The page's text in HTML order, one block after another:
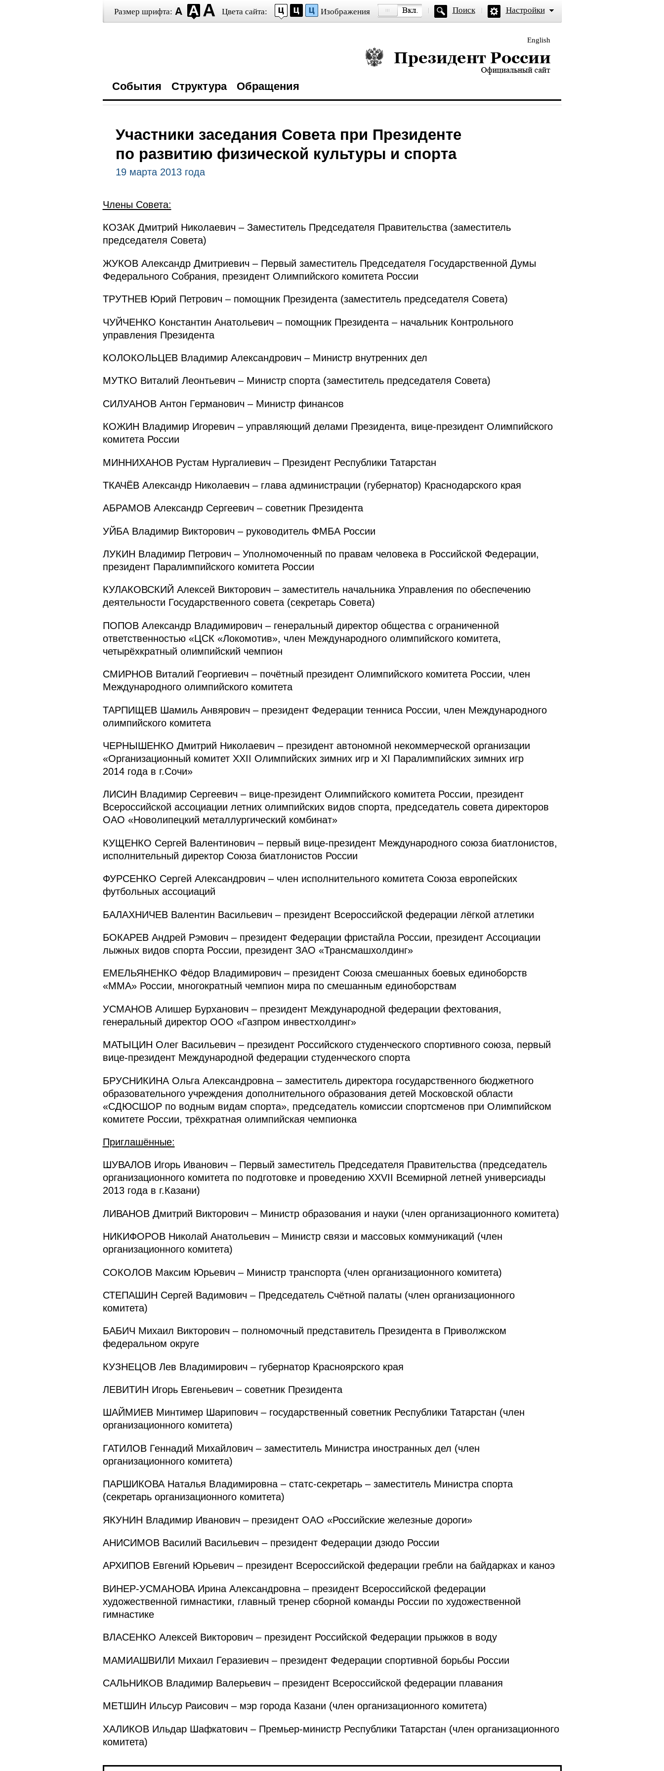
Размер шрифта: Цвета сайта: Изображения Поиск Настройки
English
Президент России — официальный сайт
События Структура Обращения
Участники заседания Совета при Президенте
по развитию физической культуры и спорта
19 марта 2013 года
Члены Совета:
КОЗАК Дмитрий Николаевич – Заместитель Председателя Правительства (заместитель
председателя Совета)
ЖУКОВ Александр Дмитриевич – Первый заместитель Председателя Государственной Думы
Федерального Собрания, президент Олимпийского комитета России
ТРУТНЕВ Юрий Петрович – помощник Президента (заместитель председателя Совета)
ЧУЙЧЕНКО Константин Анатольевич – помощник Президента – начальник Контрольного
управления Президента
КОЛОКОЛЬЦЕВ Владимир Александрович – Министр внутренних дел
МУТКО Виталий Леонтьевич – Министр спорта (заместитель председателя Совета)
СИЛУАНОВ Антон Германович – Министр финансов
КОЖИН Владимир Игоревич – управляющий делами Президента, вице-президент Олимпийского
комитета России
МИННИХАНОВ Рустам Нургалиевич – Президент Республики Татарстан
ТКАЧЁВ Александр Николаевич – глава администрации (губернатор) Краснодарского края
АБРАМОВ Александр Сергеевич – советник Президента
УЙБА Владимир Викторович – руководитель ФМБА России
ЛУКИН Владимир Петрович – Уполномоченный по правам человека в Российской Федерации,
президент Паралимпийского комитета России
КУЛАКОВСКИЙ Алексей Викторович – заместитель начальника Управления по обеспечению
деятельности Государственного совета (секретарь Совета)
ПОПОВ Александр Владимирович – генеральный директор общества с ограниченной
ответственностью «ЦСК «Локомотив», член Международного олимпийского комитета,
четырёхкратный олимпийский чемпион
СМИРНОВ Виталий Георгиевич – почётный президент Олимпийского комитета России, член
Международного олимпийского комитета
ТАРПИЩЕВ Шамиль Анвярович – президент Федерации тенниса России, член Международного
олимпийского комитета
ЧЕРНЫШЕНКО Дмитрий Николаевич – президент автономной некоммерческой организации
«Организационный комитет XXII Олимпийских зимних игр и XI Паралимпийских зимних игр
2014 года в г.Сочи»
ЛИСИН Владимир Сергеевич – вице-президент Олимпийского комитета России, президент
Всероссийской ассоциации летних олимпийских видов спорта, председатель совета директоров
ОАО «Новолипецкий металлургический комбинат»
КУЩЕНКО Сергей Валентинович – первый вице-президент Международного союза биатлонистов,
исполнительный директор Союза биатлонистов России
ФУРСЕНКО Сергей Александрович – член исполнительного комитета Союза европейских
футбольных ассоциаций
БАЛАХНИЧЕВ Валентин Васильевич – президент Всероссийской федерации лёгкой атлетики
БОКАРЕВ Андрей Рэмович – президент Федерации фристайла России, президент Ассоциации
лыжных видов спорта России, президент ЗАО «Трансмашхолдинг»
ЕМЕЛЬЯНЕНКО Фёдор Владимирович – президент Союза смешанных боевых единоборств
«ММА» России, многократный чемпион мира по смешанным единоборствам
УСМАНОВ Алишер Бурханович – президент Международной федерации фехтования,
генеральный директор ООО «Газпром инвестхолдинг»
МАТЫЦИН Олег Васильевич – президент Российского студенческого спортивного союза, первый
вице-президент Международной федерации студенческого спорта
БРУСНИКИНА Ольга Александровна – заместитель директора государственного бюджетного
образовательного учреждения дополнительного образования детей Московской области
«СДЮСШОР по водным видам спорта», председатель комиссии спортсменов при Олимпийском
комитете России, трёхкратная олимпийская чемпионка
Приглашённые:
ШУВАЛОВ Игорь Иванович – Первый заместитель Председателя Правительства (председатель
организационного комитета по подготовке и проведению XXVII Всемирной летней универсиады
2013 года в г.Казани)
ЛИВАНОВ Дмитрий Викторович – Министр образования и науки (член организационного комитета)
НИКИФОРОВ Николай Анатольевич – Министр связи и массовых коммуникаций (член
организационного комитета)
СОКОЛОВ Максим Юрьевич – Министр транспорта (член организационного комитета)
СТЕПАШИН Сергей Вадимович – Председатель Счётной палаты (член организационного
комитета)
БАБИЧ Михаил Викторович – полномочный представитель Президента в Приволжском
федеральном округе
КУЗНЕЦОВ Лев Владимирович – губернатор Красноярского края
ЛЕВИТИН Игорь Евгеньевич – советник Президента
ШАЙМИЕВ Минтимер Шарипович – государственный советник Республики Татарстан (член
организационного комитета)
ГАТИЛОВ Геннадий Михайлович – заместитель Министра иностранных дел (член
организационного комитета)
ПАРШИКОВА Наталья Владимировна – статс-секретарь – заместитель Министра спорта
(секретарь организационного комитета)
ЯКУНИН Владимир Иванович – президент ОАО «Российские железные дороги»
АНИСИМОВ Василий Васильевич – президент Федерации дзюдо России
АРХИПОВ Евгений Юрьевич – президент Всероссийской федерации гребли на байдарках и каноэ
ВИНЕР-УСМАНОВА Ирина Александровна – президент Всероссийской федерации
художественной гимнастики, главный тренер сборной команды России по художественной
гимнастике
ВЛАСЕНКО Алексей Викторович – президент Российской Федерации прыжков в воду
МАМИАШВИЛИ Михаил Геразиевич – президент Федерации спортивной борьбы России
САЛЬНИКОВ Владимир Валерьевич – президент Всероссийской федерации плавания
МЕТШИН Ильсур Раисович – мэр города Казани (член организационного комитета)
ХАЛИКОВ Ильдар Шафкатович – Премьер-министр Республики Татарстан (член организационного
комитета)